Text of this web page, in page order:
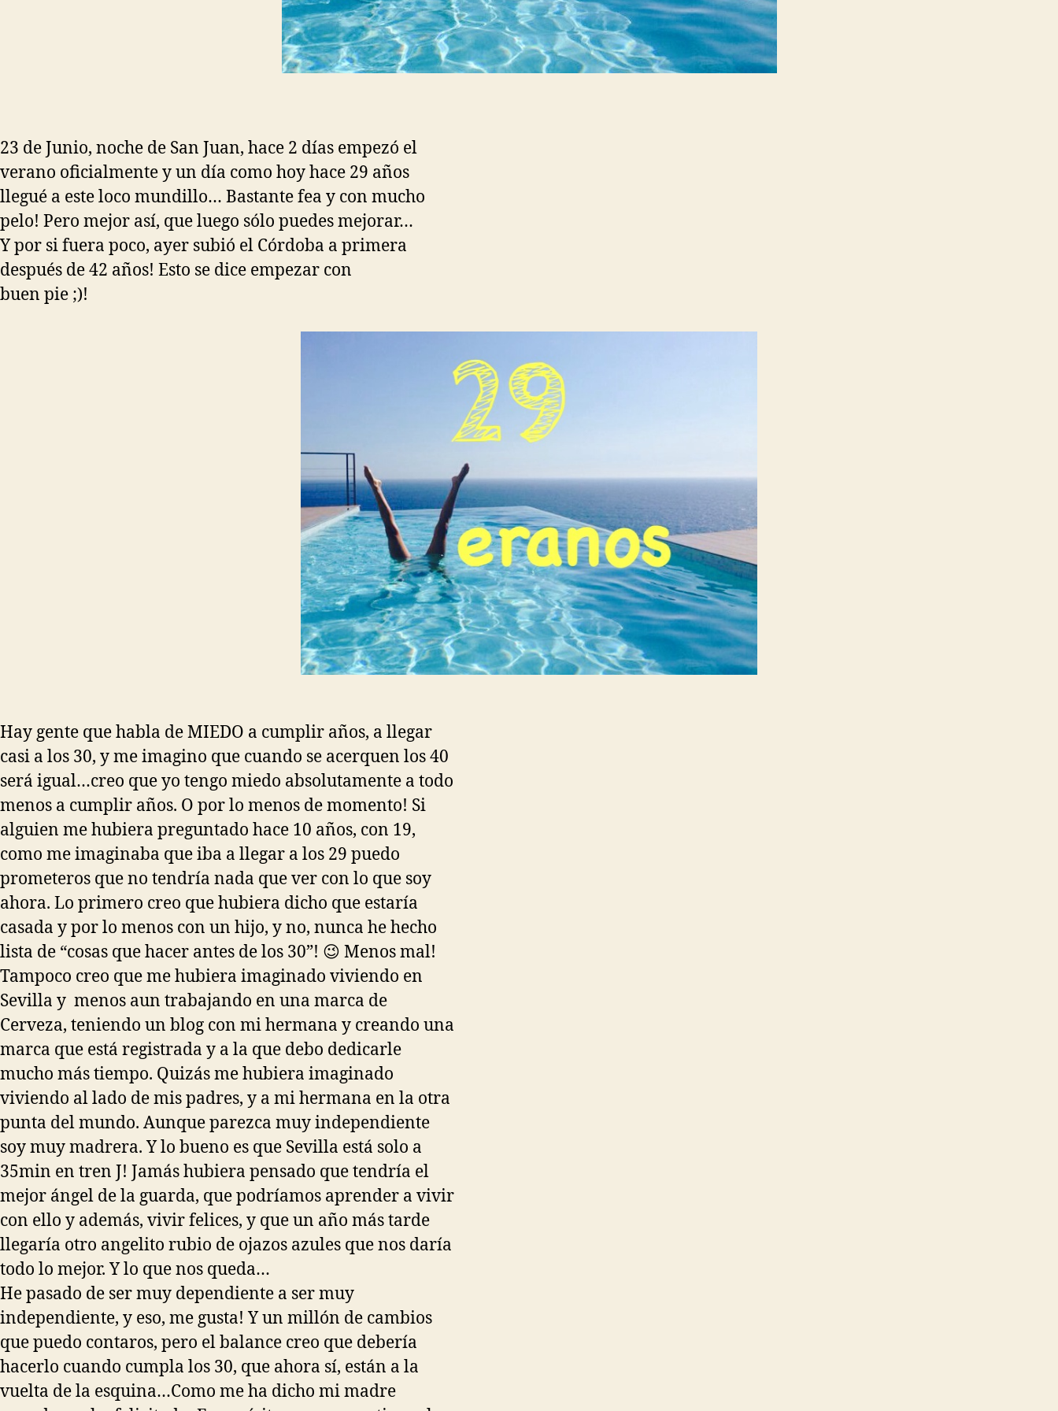
23 de Junio, noche de San Juan, hace 2 días empezó el
verano oficialmente y un día como hoy hace 29 años
llegué a este loco mundillo… Bastante fea y con mucho
pelo! Pero mejor así, que luego sólo puedes mejorar…
Y por si fuera poco, ayer subió el Córdoba a primera
después de 42 años! Esto se dice empezar con
buen pie ;)!
Hay gente que habla de MIEDO a cumplir años, a llegar
casi a los 30, y me imagino que cuando se acerquen los 40
será igual…creo que yo tengo miedo absolutamente a todo
menos a cumplir años. O por lo menos de momento! Si
alguien me hubiera preguntado hace 10 años, con 19,
como me imaginaba que iba a llegar a los 29 puedo
prometeros que no tendría nada que ver con lo que soy
ahora. Lo primero creo que hubiera dicho que estaría
casada y por lo menos con un hijo, y no, nunca he hecho
lista de “cosas que hacer antes de los 30”! 😉 Menos mal!
Tampoco creo que me hubiera imaginado viviendo en
Sevilla y menos aun trabajando en una marca de
Cerveza, teniendo un blog con mi hermana y creando una
marca que está registrada y a la que debo dedicarle
mucho más tiempo. Quizás me hubiera imaginado
viviendo al lado de mis padres, y a mi hermana en la otra
punta del mundo. Aunque parezca muy independiente
soy muy madrera. Y lo bueno es que Sevilla está solo a
35min en tren J! Jamás hubiera pensado que tendría el
mejor ángel de la guarda, que podríamos aprender a vivir
con ello y además, vivir felices, y que un año más tarde
llegaría otro angelito rubio de ojazos azules que nos daría
todo lo mejor. Y lo que nos queda…
He pasado de ser muy dependiente a ser muy
independiente, y eso, me gusta! Y un millón de cambios
que puedo contaros, pero el balance creo que debería
hacerlo cuando cumpla los 30, que ahora sí, están a la
vuelta de la esquina…Como me ha dicho mi madre